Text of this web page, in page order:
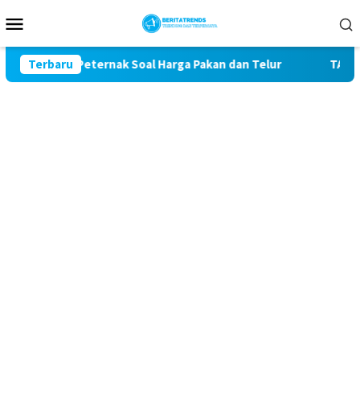
ke
Mobile
Terbaru
Peternak Soal Harga Pakan dan Telur TAK MAU